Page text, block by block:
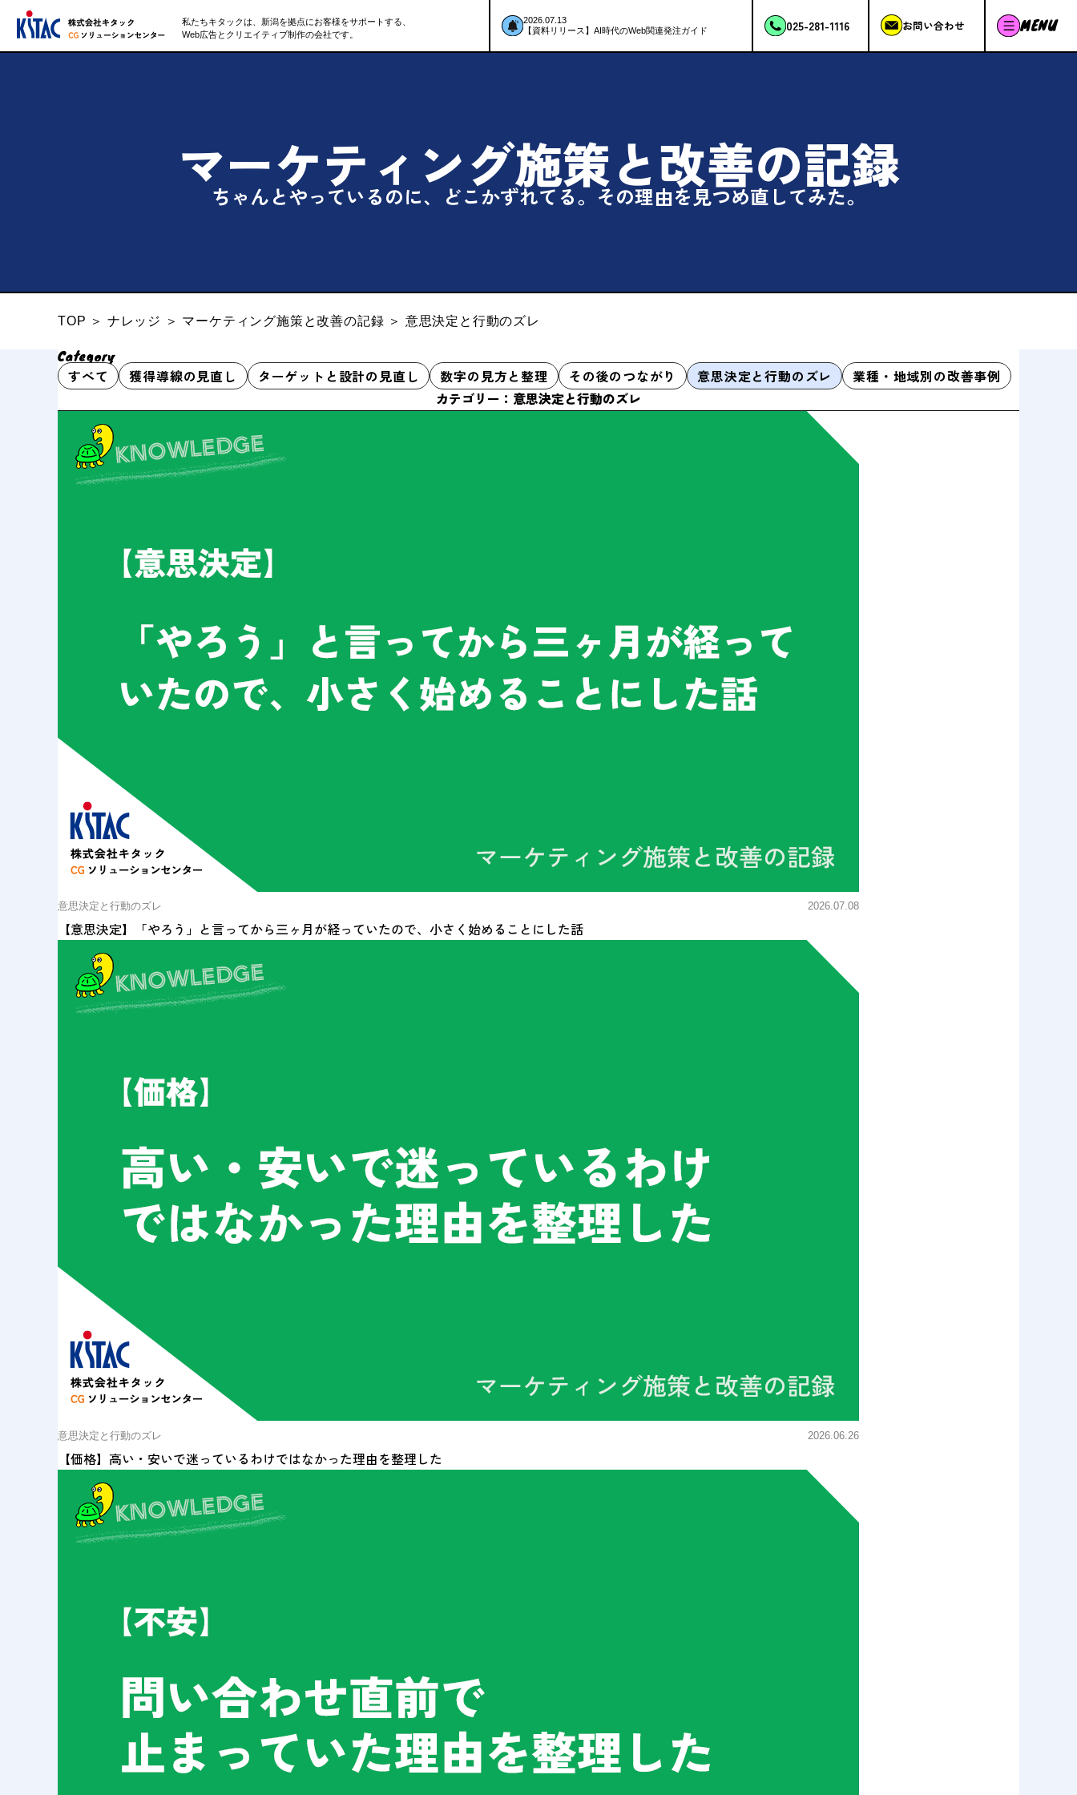
私たちキタックは、新潟を拠点にお客様をサポートする、
Web広告とクリエイティブ制作の会社です。
2026.07.13
【資料リリース】AI時代のWeb関連発注ガイド
025-281-1116 お問い合わせ MENU
マーケティング施策と改善の記録
ちゃんとやっているのに、どこかずれてる。 その理由を見つめ直してみた。
TOP ＞ ナレッジ ＞ マーケティング施策と改善の記録 ＞ 意思決定と行動のズレ
Category
すべて 獲得導線の見直し ターゲットと設計の見直し 数字の見方と整理 その後のつながり 意思決定と行動のズレ
業種・地域別の改善事例
カテゴリー：意思決定と行動のズレ
意思決定と行動のズレ 2026.07.08
【意思決定】「やろう」と言ってから三ヶ月が経っていたので、小さく始めることにした話
意思決定と行動のズレ 2026.06.26
【価格】高い・安いで迷っているわけではなかった理由を整理した